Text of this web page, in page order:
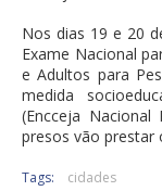
Nos dias 19 e 20
Exame Nacional
e Adultos para
medida
(Encceja
presos vão prestar
Tags: cidades